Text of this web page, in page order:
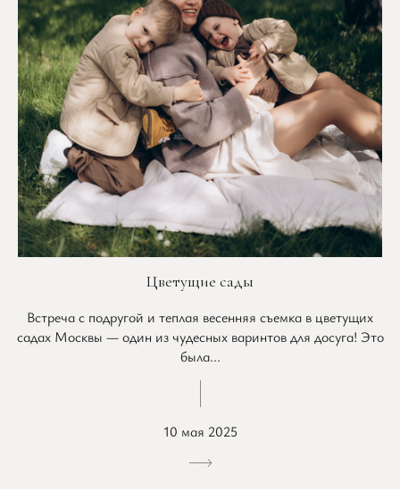
Цветущие сады
Встреча с подругой и теплая весенняя съемка в цветущих
садах Москвы — один из чудесных варинтов для досуга! Это
была...
10 мая 2025